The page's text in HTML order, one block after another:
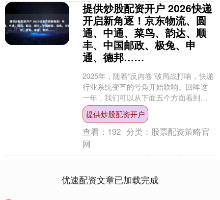
提供炒股配资开户 2026快递
开启新角逐！京东物流、圆
通、中通、菜鸟、韵达、顺
丰、中国邮政、极兔、申
通、德邦……
2025年，随着“反内卷”破局战打响，快递
行业系统变革的号角开始吹响。回眸这
一年，我们可以从下面五个方面看到转
变的迹象。 ▍市场篇 国家邮政局发布的
数据显示，2....
提供炒股配资开户
查看： 192 分类： 股票配资策略官
网
优速配资文章已加载完成